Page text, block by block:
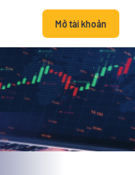
Mở tài khoản